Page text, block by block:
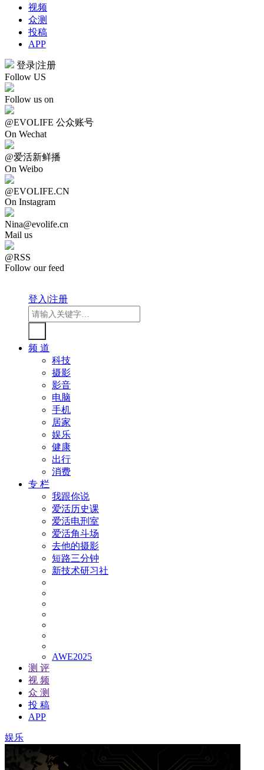
视频
众测
投稿
APP
登录|注册
Follow US
Follow us on
@EVOLIFE 公众账号
On Wechat
@爱活新鲜播
On Weibo
@EVOLIFE.CN
On Instagram
Nina@evolife.cn
Mail us
@RSS
Follow our feed
登入|注册
频 道
科技
摄影
影音
电脑
手机
居家
娱乐
健康
出行
消费
专 栏
我跟你说
爱活历史课
爱活电刑室
爱活角斗场
去他的摄影
短路三分钟
新技术研习社
AWE2025
测 评
视 频
众 测
投 稿
APP
娱乐